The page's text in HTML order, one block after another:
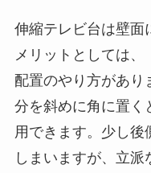
伸縮テレビ台は壁面
メリットとしては、
配置のやり方があり
分を斜めに角に置く
用できます。少し後
しまいますが、立